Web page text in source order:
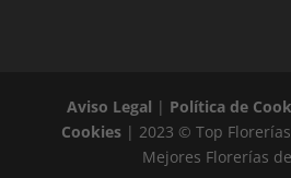
Aviso Legal | Política de
Cookies| 2023 © Top
Mejores Florerías